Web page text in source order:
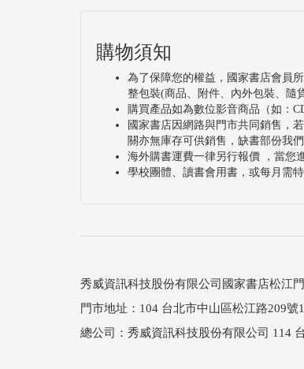
購物須知
為了保障您的權益，國家書店會員
整包裝(商品、附件、內外包裝、隨
購買產品如為數位影音商品（如：
國家書店因網路與門市共同銷售，
關亦無庫存可供銷售，缺書部份我
海外購書運費一律另行報價 ，當您
學校團體、讀書會用書，或每月需
秀威資訊科技股份有限公司國家書店松江
門市地址：104 台北市中山區松江路209號
總公司：秀威資訊科技股份有限公司 114